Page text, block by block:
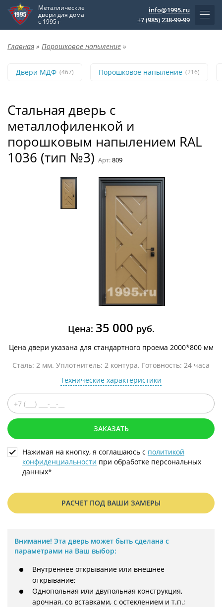
Металлические
двери для дома
с 1995 г
info@1995.ru
+7 (985) 238-99-99
Главная » Порошковое напыление »
Двери МДФ (467) Порошковое напыление (216)
Стальная дверь с
металлофиленкой и
порошковым напылением RAL
1036 (тип №3) Арт:809
Цена: 35 000 руб.
Цена двери указана для стандартного проема 2000*800 мм
Сталь: 2 мм. Уплотнитель: 2 контура. Готовность: 24 часа
Технические характеристики
ЗАКАЗАТЬ
Нажимая на кнопку, я соглашаюсь с политикой
конфиденциальности при обработке персональных
данных*
РАСЧЕТ ПОД ВАШИ ЗАМЕРЫ
Внимание! Эта дверь может быть сделана с
параметрами на Ваш выбор:
Внутреннее открывание или внешнее
открывание;
Однопольная или двупольная конструкция,
арочная, со вставками, с остеклением и т.п.;